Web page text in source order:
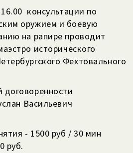
консультации по
оружием и боевую
на рапире проводит
исторического
Фехтовального
договоренности
Васильевич
- 1500 руб / 30 мин
руб.